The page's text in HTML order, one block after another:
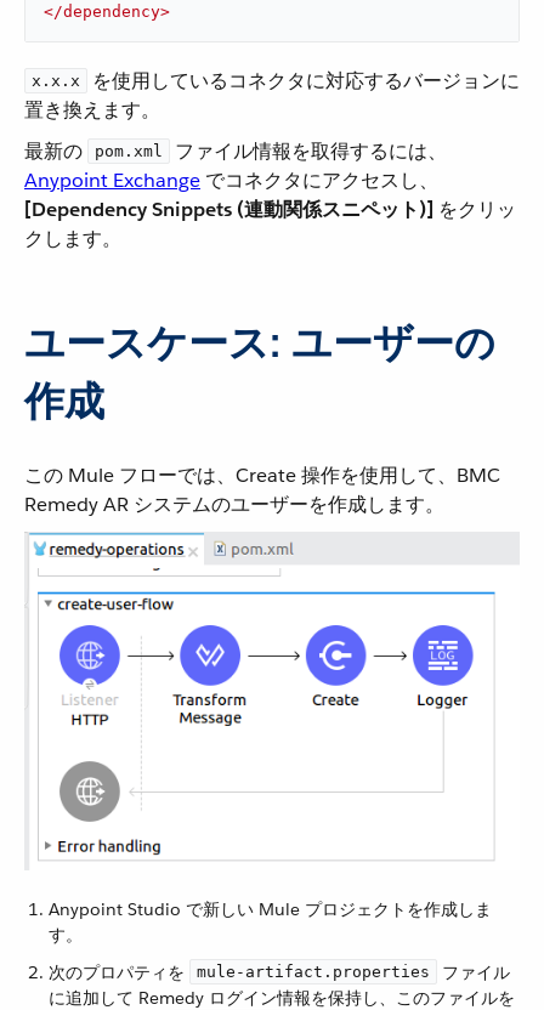
</dependency>
x.x.x
​ を使用しているコネクタに対応するバージョンに
置き換えます。
最新の ​
pom.xml
​ ファイル情報を取得するには、​
Anypoint Exchange ​ でコネクタにアクセスし、​
[Dependency Snippets (連動関係スニペット)] ​ をクリッ
クします。
ユースケース: ユーザーの
作成
この Mule フローでは、Create 操作を使用して、BMC
Remedy AR システムのユーザーを作成します。
Anypoint Studio で新しい Mule プロジェクトを作成しま
す。
次のプロパティを ​
mule-artifact.properties
​ ファイル
に追加して Remedy ログイン情報を保持し、このファイルを